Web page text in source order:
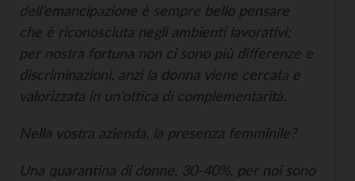
dell’emancipazione è sempre bello pensare
che è riconosciuta negli ambienti lavorativi;
per nostra fortuna non ci sono più differenze e
discriminazioni, anzi la donna viene cercata e
valorizzata in un’ottica di complementarità.
Nella vostra azienda, la presenza femminile?
Una quarantina di donne, 30-40%, per noi sono